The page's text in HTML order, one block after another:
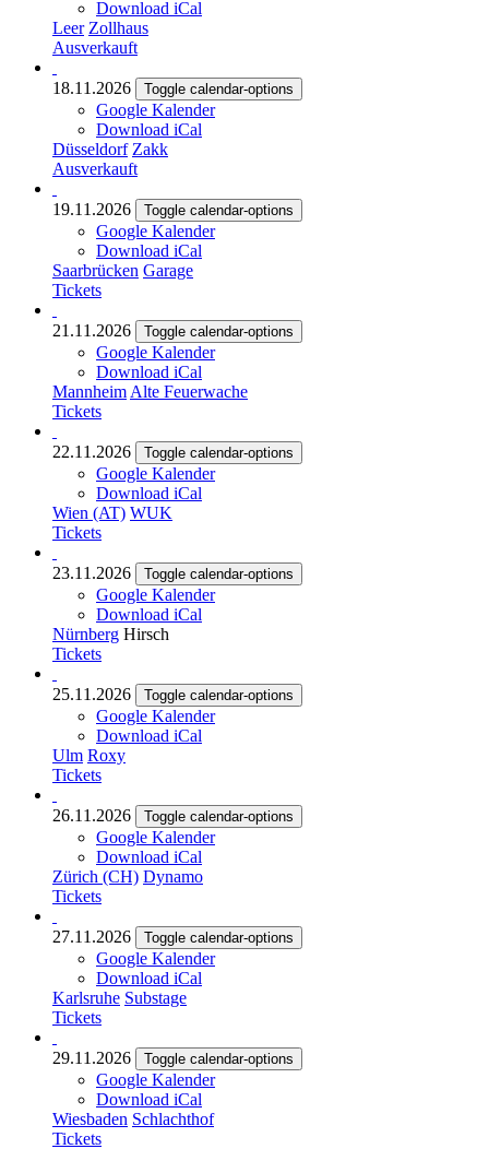
Download iCal
Leer Zollhaus
Ausverkauft
18.11.2026 Toggle calendar-options
Google Kalender
Download iCal
Düsseldorf Zakk
Ausverkauft
19.11.2026 Toggle calendar-options
Google Kalender
Download iCal
Saarbrücken Garage
Tickets
21.11.2026 Toggle calendar-options
Google Kalender
Download iCal
Mannheim Alte Feuerwache
Tickets
22.11.2026 Toggle calendar-options
Google Kalender
Download iCal
Wien (AT) WUK
Tickets
23.11.2026 Toggle calendar-options
Google Kalender
Download iCal
Nürnberg Hirsch
Tickets
25.11.2026 Toggle calendar-options
Google Kalender
Download iCal
Ulm Roxy
Tickets
26.11.2026 Toggle calendar-options
Google Kalender
Download iCal
Zürich (CH) Dynamo
Tickets
27.11.2026 Toggle calendar-options
Google Kalender
Download iCal
Karlsruhe Substage
Tickets
29.11.2026 Toggle calendar-options
Google Kalender
Download iCal
Wiesbaden Schlachthof
Tickets